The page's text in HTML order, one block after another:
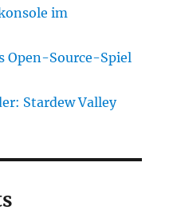
im
Open-Source-Spiel
Stardew Valley